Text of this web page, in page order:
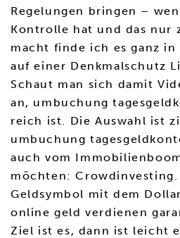
Regelungen bringen –
Kontrolle hat und das nur
macht finde ich es ganz
auf einer Denkmalschutz
Schaut man sich damit
an, umbuchung
reich ist. Die Auswahl ist
umbuchung
auch vom
möchten: Crowdinvesting.
Geldsymbol mit dem
online geld verdienen
Ziel ist es, dann ist leicht